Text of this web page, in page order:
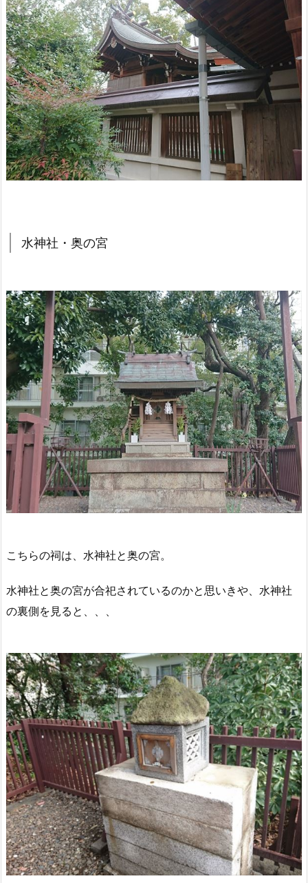
水神社・奥の宮
こちらの祠は、水神社と奥の宮。
水神社と奥の宮が合祀されているのかと思いきや、水神社
の裏側を見ると、、、